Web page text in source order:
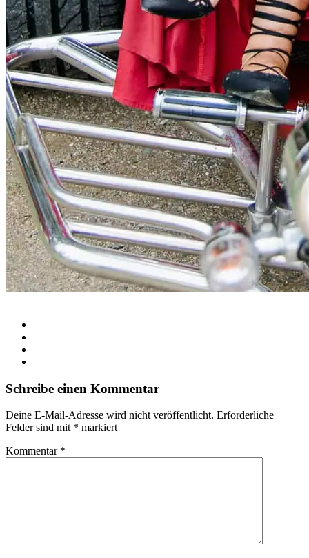
Schreibe einen Kommentar
Deine E-Mail-Adresse wird nicht veröffentlicht. Erforderliche
Felder sind mit * markiert
Kommentar *